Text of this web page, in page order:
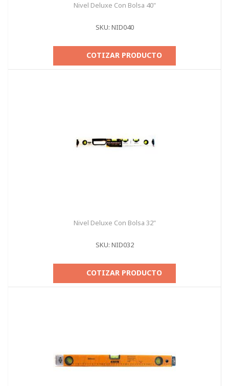
Nivel Deluxe Con Bolsa 40"
SKU: NID040
COTIZAR PRODUCTO
Nivel Deluxe Con Bolsa 32"
SKU: NID032
COTIZAR PRODUCTO